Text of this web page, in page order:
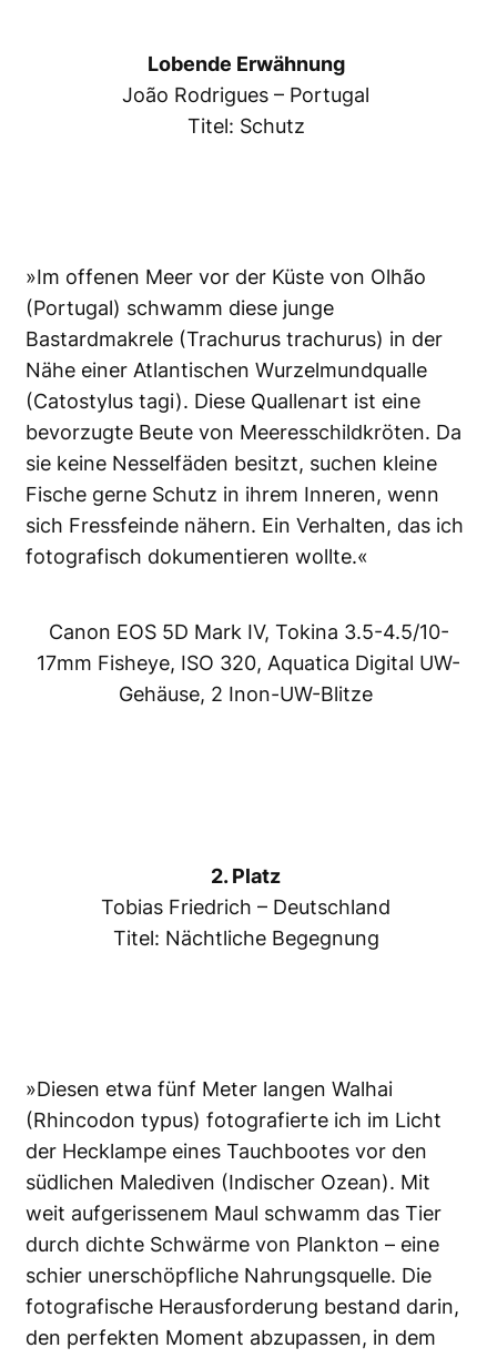
Lobende Erwähnung
João Rodrigues – Portugal
Titel: Schutz
»Im offenen Meer vor der Küste von Olhão
(Portugal) schwamm diese junge
Bastardmakrele (Trachurus trachurus) in der
Nähe einer Atlantischen Wurzelmundqualle
(Catostylus tagi). Diese Quallenart ist eine
bevorzugte Beute von Meeresschildkröten. Da
sie keine Nesselfäden besitzt, suchen kleine
Fische gerne Schutz in ihrem Inneren, wenn
sich Fressfeinde nähern. Ein Verhalten, das ich
fotografisch dokumentieren wollte.«
Canon EOS 5D Mark IV, Tokina 3.5-4.5/10-
17mm Fisheye, ISO 320, Aquatica Digital UW-
Gehäuse, 2 Inon-UW-Blitze
2. Platz
Tobias Friedrich – Deutschland
Titel: Nächtliche Begegnung
»Diesen etwa fünf Meter langen Walhai
(Rhincodon typus) fotografierte ich im Licht
der Hecklampe eines Tauchbootes vor den
südlichen Malediven (Indischer Ozean). Mit
weit aufgerissenem Maul schwamm das Tier
durch dichte Schwärme von Plankton – eine
schier unerschöpfliche Nahrungsquelle. Die
fotografische Herausforderung bestand darin,
den perfekten Moment abzupassen, in dem